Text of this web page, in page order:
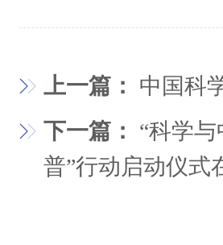
上一篇： 中国科
下一篇： “科学
普”行动启动仪式